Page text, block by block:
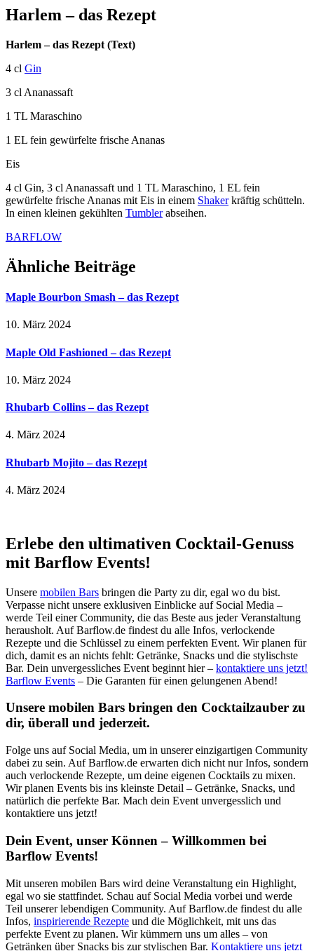
Harlem – das Rezept
Harlem – das Rezept (Text)
4 cl Gin
3 cl Ananassaft
1 TL Maraschino
1 EL fein gewürfelte frische Ananas
Eis
4 cl Gin, 3 cl Ananassaft und 1 TL Maraschino, 1 EL fein
gewürfelte frische Ananas mit Eis in einem Shakerkräftig schütteln.
In einen kleinen gekühlten Tumblerabseihen.
BARFLOW
Ähnliche Beiträge
Maple Bourbon Smash – das Rezept
10. März 2024
Maple Old Fashioned – das Rezept
10. März 2024
Rhubarb Collins – das Rezept
4. März 2024
Rhubarb Mojito – das Rezept
4. März 2024
Erlebe den ultimativen Cocktail-Genuss
mit Barflow Events!
Unsere mobilen Bars bringen die Party zu dir, egal wo du bist.
Verpasse nicht unsere exklusiven Einblicke auf Social Media –
werde Teil einer Community, die das Beste aus jeder Veranstaltung
herausholt. Auf Barflow.de findest du alle Infos, verlockende
Rezepte und die Schlüssel zu einem perfekten Event. Wir planen für
dich, damit es an nichts fehlt: Getränke, Snacks und die stylischste
Bar. Dein unvergessliches Event beginnt hier – kontaktiere uns jetzt!
Barflow Events – Die Garanten für einen gelungenen Abend!
Unsere mobilen Bars bringen den Cocktailzauber zu
dir, überall und jederzeit.
Folge uns auf Social Media, um in unserer einzigartigen Community
dabei zu sein. Auf Barflow.de erwarten dich nicht nur Infos, sondern
auch verlockende Rezepte, um deine eigenen Cocktails zu mixen.
Wir planen Events bis ins kleinste Detail – Getränke, Snacks, und
natürlich die perfekte Bar. Mach dein Event unvergesslich und
kontaktiere uns jetzt!
Dein Event, unser Können – Willkommen bei
Barflow Events!
Mit unseren mobilen Bars wird deine Veranstaltung ein Highlight,
egal wo sie stattfindet. Schau auf Social Media vorbei und werde
Teil unserer lebendigen Community. Auf Barflow.de findest du alle
Infos, inspirierende Rezepte und die Möglichkeit, mit uns das
perfekte Event zu planen. Wir kümmern uns um alles – von
Getränken über Snacks bis zur stylischen Bar. Kontaktiere uns jetzt